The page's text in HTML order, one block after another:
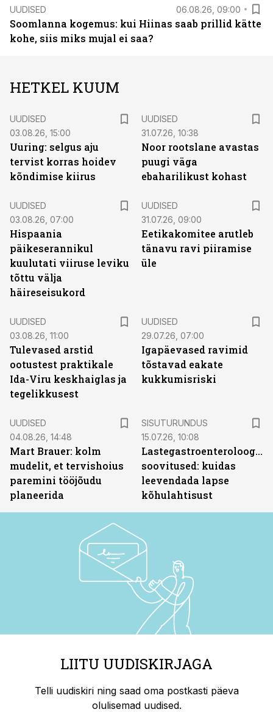
UUDISED 06.08.26, 09:00
Soomlanna kogemus: kui Hiinas saab prillid kätte
kohe, siis miks mujal ei saa?
HETKEL KUUM
UUDISED
03.08.26, 15:00
Uuring: selgus aju
tervist korras hoidev
kõndimise kiirus
UUDISED
31.07.26, 10:38
Noor rootslane avastas
puugi väga
ebaharilikust kohast
UUDISED
03.08.26, 07:00
Hispaania
päikeserannikul
kuulutati viiruse leviku
tõttu välja
häireseisukord
UUDISED
31.07.26, 09:00
Eetikakomitee arutleb
tänavu ravi piiramise
üle
UUDISED
03.08.26, 11:00
Tulevased arstid
ootustest praktikale
Ida-Viru keskhaiglas ja
tegelikkusest
UUDISED
29.07.26, 07:00
Igapäevased ravimid
tõstavad eakate
kukkumisriski
UUDISED
04.08.26, 14:48
Mart Brauer: kolm
mudelit, et tervishoius
paremini tööjõudu
planeerida
SISUTURUNDUS
15.07.26, 10:08
Lastegastroenteroloogide
soovitused: kuidas
leevendada lapse
kõhulahtisust
LIITU UUDISKIRJAGA
Telli uudiskiri ning saad oma postkasti päeva
olulisemad uudised.